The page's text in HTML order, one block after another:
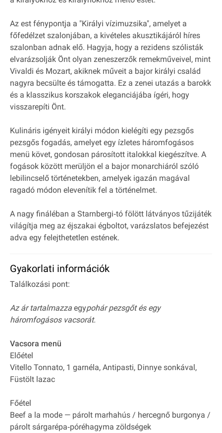
Az est fénypontja a "Királyi vízimuzsika", amelyet a
főfedélzet szalonjában, a kivételes akusztikájáról híres
szalonban adnak elő. Hagyja, hogy a rezidens szólisták
elvarázsolják Önt olyan zeneszerzők remekműveivel, mint
Vivaldi és Mozart, akiknek műveit a bajor királyi család
nagyra becsülte és támogatta. Ez a zenei utazás a barokk
és a klasszikus korszakok eleganciájába ígéri, hogy
visszarepíti Önt.
Kulináris igényeit királyi módon kielégíti egy pezsgős
pezsgős fogadás, amelyet egy ízletes háromfogásos
menü követ, gondosan párosított italokkal kiegészítve. A
fogások között merüljön el a bajor monarchiáról szóló
lebilincselő történetekben, amelyek igazán magával
ragadó módon elevenítik fel a történelmet.
A nagy fináléban a Starnbergi‐tó fölött látványos tűzijáték
világítja meg az éjszakai égboltot, varázslatos befejezést
adva egy felejthetetlen estének.
Gyakorlati információk
Találkozási pont:
Az ár tartalmazza egypohár pezsgőt és egy
háromfogásos vacsorát.
Vacsora menü
Előétel
Vitello Tonnato, 1 garnéla, Antipasti, Dinnye sonkával,
Füstölt lazac
Főétel
Beef a la mode — párolt marhahús / hercegnő burgonya /
párolt sárgarépa‐póréhagyma zöldségek